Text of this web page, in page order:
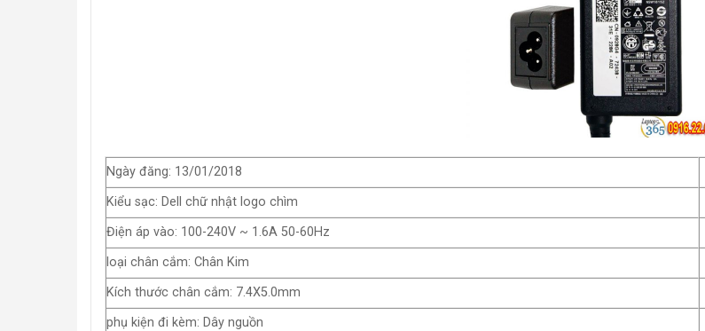
Ngày đăng: 13/01/2018
Kiểu sạc: Dell chữ nhật logo chìm
Điện áp vào: 100-240V ~ 1.6A 50-60Hz
loại chân cắm: Chân Kim
Kích thước chân cắm: 7.4X5.0mm
phụ kiện đi kèm: Dây nguồn